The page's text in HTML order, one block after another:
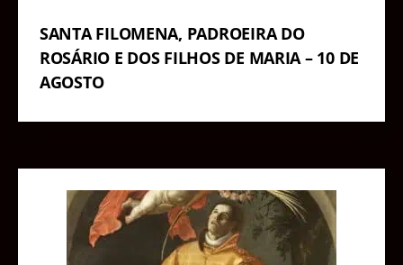
SANTA FILOMENA, PADROEIRA DO
ROSÁRIO E DOS FILHOS DE MARIA – 10 DE
AGOSTO